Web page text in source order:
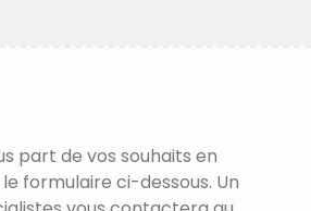
part de vos souhaits en
formulaire ci-dessous. Un